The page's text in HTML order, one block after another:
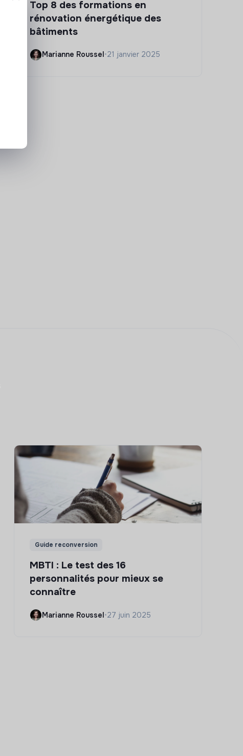
Top 8 des formations en
rénovation énergétique des
bâtiments
Marianne Roussel•21 janvier 2025
Guide reconversion
MBTI : Le test des 16
personnalités pour mieux se
connaître
Marianne Roussel•27 juin 2025